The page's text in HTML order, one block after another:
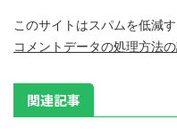
このサイトはスパムを低減
コメントデータの処理方法
関連記事